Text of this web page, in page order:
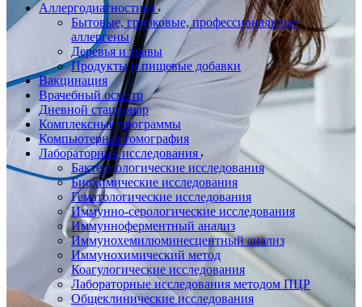
Аллергодиагностика
Бытовые, грибковые, профессиональные
аллергены
Деревья и травы
Продукты и пищевые добавки
Вакцинация
Врачебный осмотр
Дневной стационар
Комплексные программы
Компьютерная томография
Лабораторные исследования
Бактериологические исследования
Биохимические исследования
Гематологические исследования
Иммунно-серологические исследования
Иммунноферментный анализ
Иммунохемилюминесцентный анализ
Иммунохимический метод
Коагулогические исследования
Лабораторные исследования методом ПЦР
Общеклинические исследования